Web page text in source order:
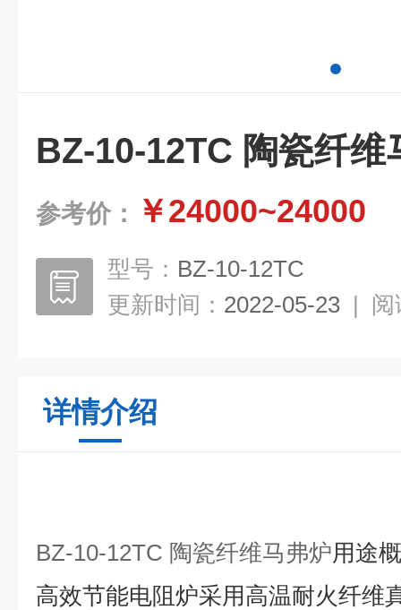
BZ-10-12TC 陶瓷纤维
参考价： ￥24000~24000
型号： BZ-10-12TC
更新时间： 2022-05-23 | 阅
详情介绍
BZ-10-12TC 陶瓷纤维马弗炉用途
高效节能电阻炉采用高温耐火纤维